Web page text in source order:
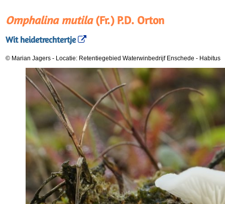
Omphalina mutila(Fr.) P.D. Orton
Wit heidetrechtertje
© Marian Jagers - Locatie: Retentiegebied Waterwinbedrijf Enschede - Habitus